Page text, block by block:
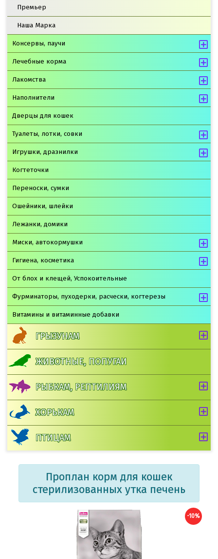
Премьер
Наша Марка
Консервы, паучи
Лечебные корма
Лакомства
Наполнители
Дверцы для кошек
Туалеты, лотки, совки
Игрушки, дразнилки
Когтеточки
Переноски, сумки
Ошейники, шлейки
Лежанки, домики
Миски, автокормушки
Гигиена, косметика
От блох и клещей, Успокоительные
Фурминаторы, пуходерки, расчески, когтерезы
Витамины и витаминные добавки
ГРЫЗУНАМ
ЖИВОТНЫЕ, ПОПУГАИ
РЫБКАМ, РЕПТИЛИЯМ
ХОРЬКАМ
ПТИЦАМ
Проплан корм для кошек
стерилизованных утка печень
-10%